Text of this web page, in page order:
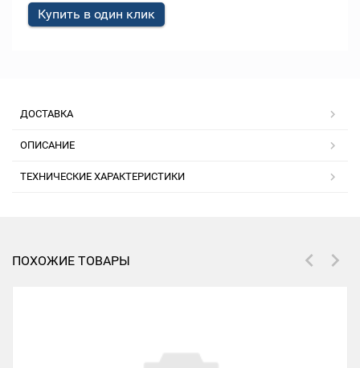
Купить в один клик
ДОСТАВКА
ОПИСАНИЕ
ТЕХНИЧЕСКИЕ ХАРАКТЕРИСТИКИ
ПОХОЖИЕ ТОВАРЫ